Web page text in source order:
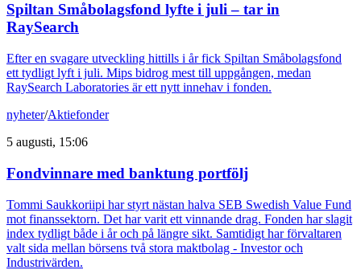
Spiltan Småbolagsfond lyfte i juli – tar in
RaySearch
Efter en svagare utveckling hittills i år fick Spiltan Småbolagsfond
ett tydligt lyft i juli. Mips bidrog mest till uppgången, medan
RaySearch Laboratories är ett nytt innehav i fonden.
nyheter/Aktiefonder
5 augusti, 15:06
Fondvinnare med banktung portfölj
Tommi Saukkoriipi har styrt nästan halva SEB Swedish Value Fund
mot finanssektorn. Det har varit ett vinnande drag. Fonden har slagit
index tydligt både i år och på längre sikt. Samtidigt har förvaltaren
valt sida mellan börsens två stora maktbolag - Investor och
Industrivärden.